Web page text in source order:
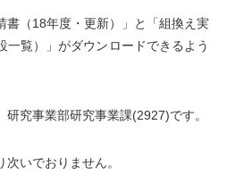
書（18年度・更新）」と「組換え実
一覧）」がダウンロードできるよう
究事業部研究事業課(2927)です。
いでおりません。